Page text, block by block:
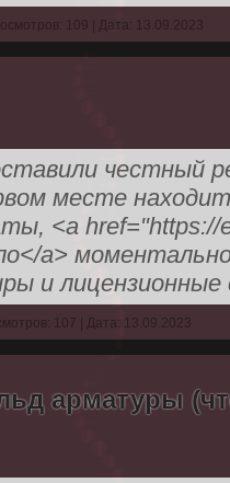
109 | Дата: 13.09.2023
честный
месте
<a href="https://
a>
и
107 | Дата: 13.09.2023
арматуры